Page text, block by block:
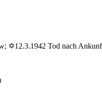
✡12.3.1942 Tod nach